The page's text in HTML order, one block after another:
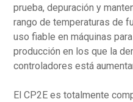
prueba, depuración y
rango de temperaturas de
uso fiable en máquinas
producción en los que la
controladores está
El CP2E es totalmente